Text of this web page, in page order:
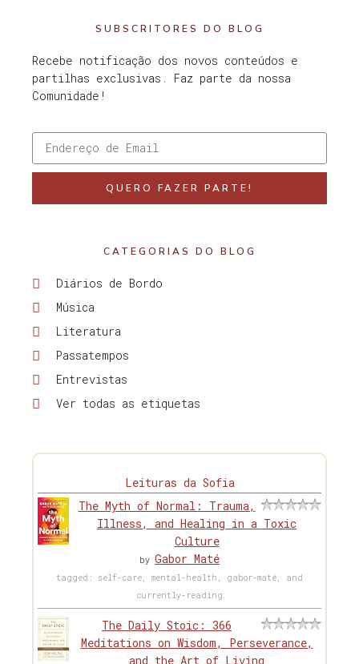
SUBSCRITORES DO BLOG
Recebe notificação dos novos conteúdos e
partilhas exclusivas. Faz parte da nossa
Comunidade!
QUERO FAZER PARTE!
CATEGORIAS DO BLOG
Diários de Bordo
Música
Literatura
Passatempos
Entrevistas
Ver todas as etiquetas
Leituras da Sofia
The Myth of Normal: Trauma,
Illness, and Healing in a Toxic
Culture
by Gabor Maté
tagged: self-care, mental-health, gabor-maté, and
currently-reading
The Daily Stoic: 366
Meditations on Wisdom, Perseverance,
and the Art of Living